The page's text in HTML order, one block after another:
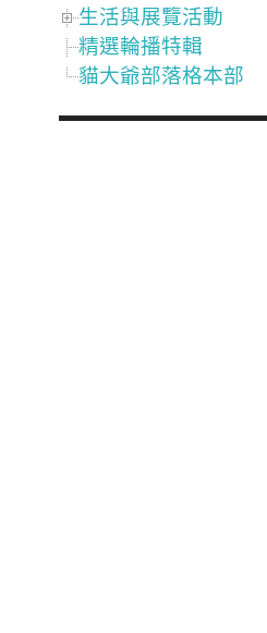
生活與展覽活動
精選輪播特輯
貓大爺部落格本部